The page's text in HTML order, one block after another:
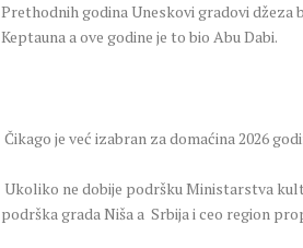
Prethodnih godina Uneskovi gradovi džeza
Keptauna a ove godine je to bio Abu Dabi.
Čikago je već izabran za domaćina 2026
Ukoliko ne dobije podršku Ministarstva
podrška grada Niša a Srbija i ceo region